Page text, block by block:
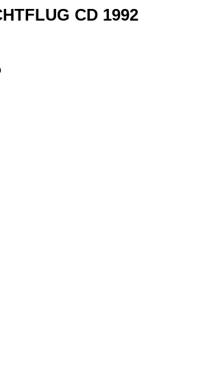
CD 1992